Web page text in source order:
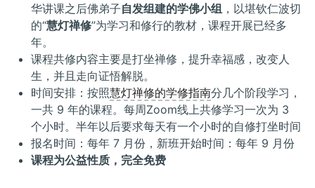
华讲课之后佛弟子自发组建的学佛小组 ，以堪钦仁波切
的“慧灯禅修”为学习和修行的教材，课程开展已经多
年。
课程共修内容主要是打坐禅修，提升幸福感，改变人
生，并且走向证悟解脱。
时间安排：按照慧灯禅修的学修指南分几个阶段学习，
一共 9 年的课程。每周Zoom线上共修学习一次为 3
个小时。半年以后要求每天有一个小时的自修打坐时间
报名时间：每年 7 月份，新班开始时间：每年 9 月份
课程为公益性质，完全免费